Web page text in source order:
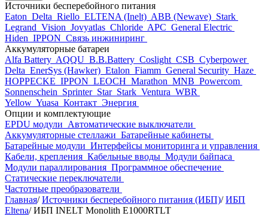
Источники бесперебойного питания
Eaton Delta Riello ELTENA (Inelt) ABB (Newave) Stark
Legrand Vision Jovyatlas Chloride APC General Electric
Hiden IPPON Связь инжиниринг
Аккумуляторные батареи
Alfa Battery AQQU B.B.Battery Coslight CSB Cyberpower
Delta EnerSys (Hawker) Etalon Fiamm General Security Haze
HOPPECKE IPPON LEOCH Marathon MNB Powercom
Sonnenschein Sprinter Star Stark Ventura WBR
Yellow Yuasa Контакт Энергия
Опции и комплектующие
EPDU модули Автоматические выключатели
Аккумуляторные стеллажи Батарейные кабинеты
Батарейные модули Интерфейсы мониторинга и управления
Кабели, крепления Кабельные вводы Модули байпаса
Модули параллирования Программное обеспечение
Статические переключатели
Частотные преобразователи
Главная/ Источники бесперебойного питания (ИБП)/ ИБП
Eltena/ ИБП INELT Monolith E1000RTLT